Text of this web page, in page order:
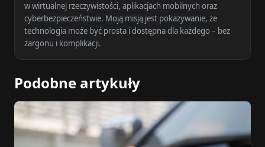
w wirtualnej rzeczywistości, aplikacjach mobilnych oraz
cyberbezpieczeństwie. Moją misją jest pokazywanie, że
technologia może być prosta i dostępna dla każdego – bez
żargonu i komplikacji.
Podobne artykuły